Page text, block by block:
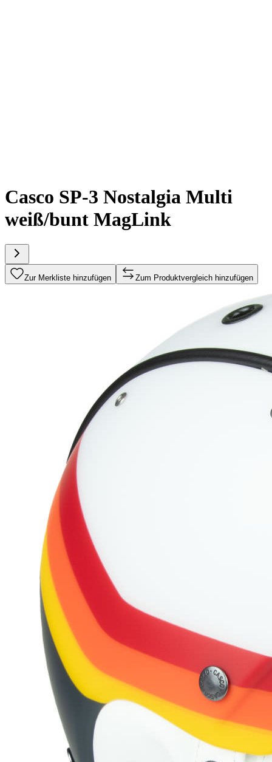
Casco SP-3 Nostalgia Multi
weiß/bunt MagLink
Zur Merkliste hinzufügen Zum Produktvergleich hinzufügen